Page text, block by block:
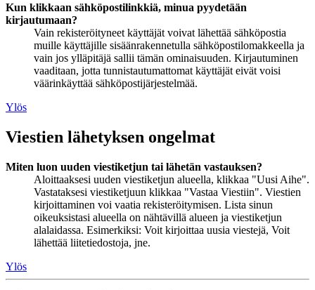
Kun klikkaan sähköpostilinkkiä, minua pyydetään
kirjautumaan?
Vain rekisteröityneet käyttäjät voivat lähettää sähköpostia
muille käyttäjille sisäänrakennetulla sähköpostilomakkeella ja
vain jos ylläpitäjä sallii tämän ominaisuuden. Kirjautuminen
vaaditaan, jotta tunnistautumattomat käyttäjät eivät voisi
väärinkäyttää sähköpostijärjestelmää.
Ylös
Viestien lähetyksen ongelmat
Miten luon uuden viestiketjun tai lähetän vastauksen?
Aloittaaksesi uuden viestiketjun alueella, klikkaa "Uusi Aihe".
Vastataksesi viestiketjuun klikkaa "Vastaa Viestiin". Viestien
kirjoittaminen voi vaatia rekisteröitymisen. Lista sinun
oikeuksistasi alueella on nähtävillä alueen ja viestiketjun
alalaidassa. Esimerkiksi: Voit kirjoittaa uusia viestejä, Voit
lähettää liitetiedostoja, jne.
Ylös